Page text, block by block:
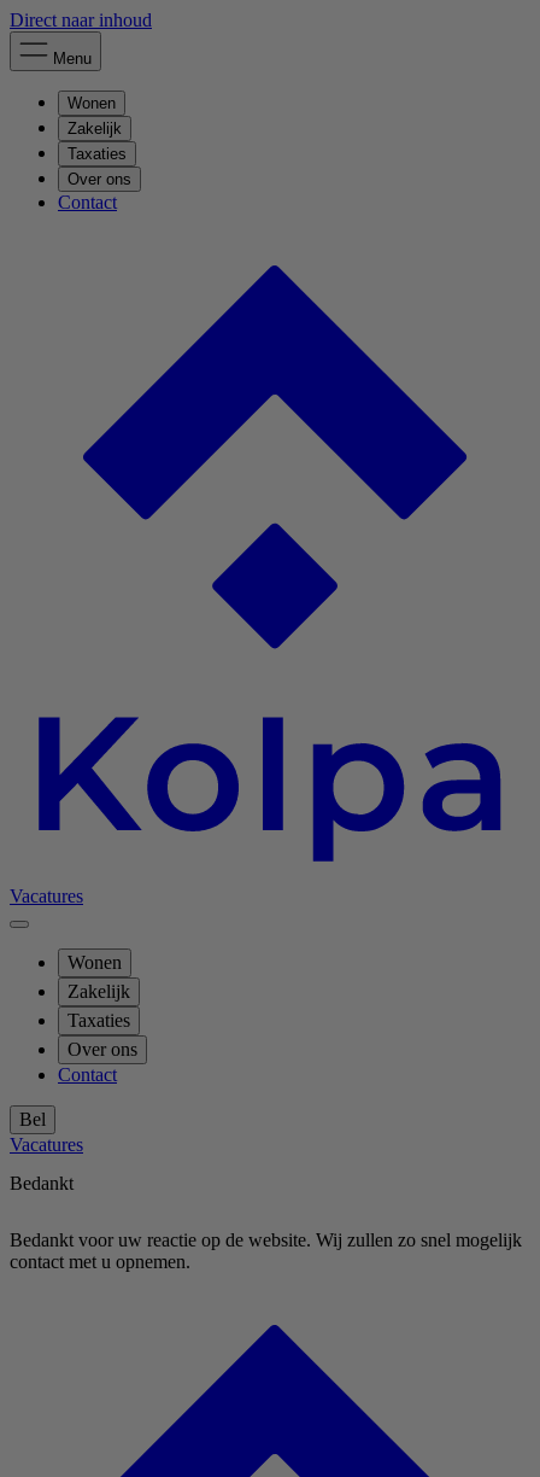
Direct naar inhoud
Menu
Wonen
Zakelijk
Taxaties
Over ons
Contact
Vacatures
Wonen
Zakelijk
Taxaties
Over ons
Contact
Bel
Vacatures
Bedankt
Bedankt voor uw reactie op de website. Wij zullen zo snel mogelijk
contact met u opnemen.